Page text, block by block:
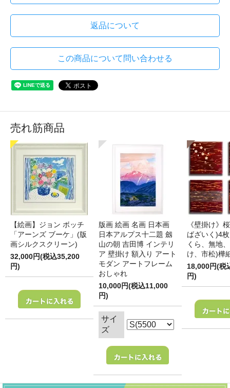
返品について
この商品について問い合わせる
売れ筋商品
【絵画】ジョン ボッチ
「アーンズ ブーケ」(版
画シルクスクリーン)
32,000円(税込35,200
円)
版画 絵画 名画 日本画
日本アルプス十二題 劔
山の朝 吉田博 インテリ
ア 壁掛け 額入り アート
モダン アートフレーム
おしゃれ
10,000円(税込11,000
円)
サイ
ズ
《壁掛け》
ばざいく)4
くら、無地
け、市松)樺
18,000円(税
円)